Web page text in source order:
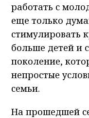
работать с
еще только
стимулировать
больше детей и
поколение,
непростые
семьи.
На прошедшей